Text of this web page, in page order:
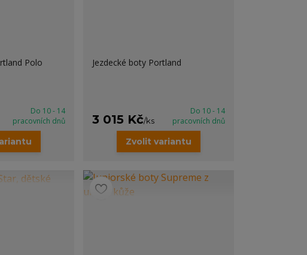
Polo
Do 10 - 14
pracovních dnů
Jezdecké boty Portland
3 015 Kč/ks
Do 10 - 14
pracovních dnů
Zvolit variantu